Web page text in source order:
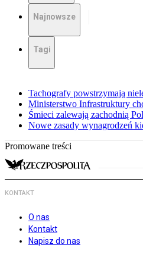
Najnowsze
Tagi
Tachografy powstrzymają
Ministerstwo Infrastruktury
Śmieci zalewają zachodnią
Nowe zasady wynagrodzeń
Promowane treści
KONTAKT
O nas
Kontakt
Napisz do nas